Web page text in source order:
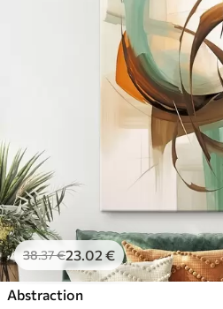
38.37€23.02 €
Abstraction